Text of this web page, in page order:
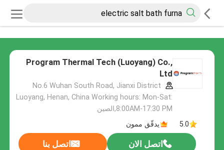
Program Thermal Tech (Luoyang) Co.,
Ltd
No.6 Wuhan South Road, Jianxi District
Luoyang, Henan, China Working hours: Mon-Sat:
8:00AM-17:30 PM,الصين
5.0
يدقّق ممون
اتصل الان اتصل بنا